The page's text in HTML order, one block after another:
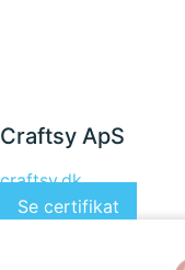
Craftsy ApS
craftsy.dk
Se certifikat